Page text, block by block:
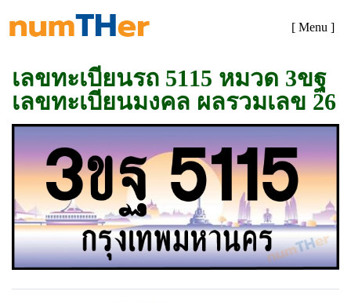
[ Menu ]
เลขทะเบียนรถ 5115 หมวด 3ขฐ
เลขทะเบียนมงคล ผลรวมเลข 26